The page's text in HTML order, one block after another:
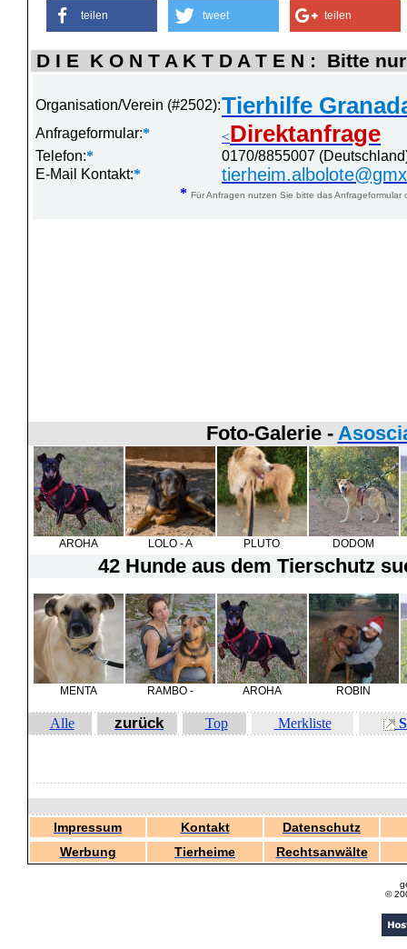
teilen tweet teilen
D I E K O N T A K T D A T E N : Bitte
Organisation/Verein (#2502):Tierhilfe
Anfrageformular:* <Direktanfrage
Telefon:*
0170/8855007
E-Mail Kontakt:*
* Für Anfragen nutzen Sie bitte das
Foto-Galerie -
AROHA LOLO - A PLUTO DODOM
42 Hunde aus dem Tierschutz
MENTA RAMBO - AROHA ROBIN
Alle zurück Top Merkliste
Impressum Kontakt
Datenschutz
Werbung
Tierheime Rechtsanwälte
©